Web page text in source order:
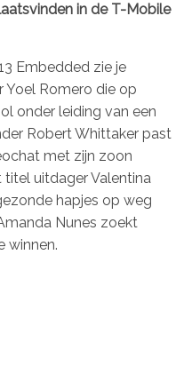
in de T-Mobile
Embedded zie je
Romero die op
onder leiding van een
Robert Whittaker past
met zijn zoon
titel uitdager Valentina
hapjes op weg
Nunes zoekt
winnen.